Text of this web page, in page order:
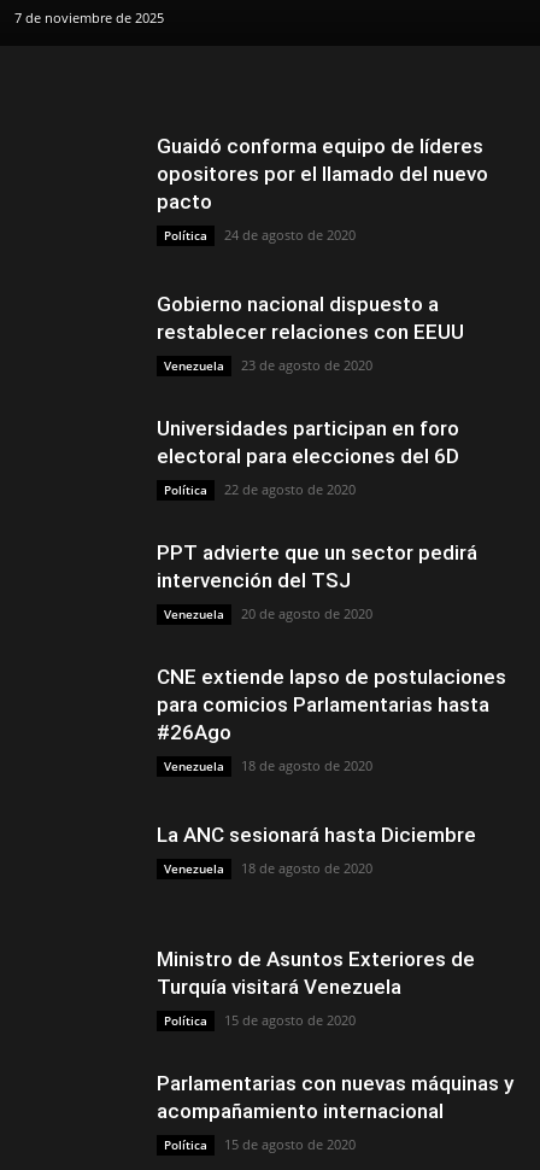
7 de noviembre de 2025
Guaidó conforma equipo de líderes
opositores por el llamado del nuevo
pacto
Política 24 de agosto de 2020
Gobierno nacional dispuesto a
restablecer relaciones con EEUU
Venezuela 23 de agosto de 2020
Universidades participan en foro
electoral para elecciones del 6D
Política 22 de agosto de 2020
PPT advierte que un sector pedirá
intervención del TSJ
Venezuela 20 de agosto de 2020
CNE extiende lapso de postulaciones
para comicios Parlamentarias hasta
#26Ago
Venezuela 18 de agosto de 2020
La ANC sesionará hasta Diciembre
Venezuela 18 de agosto de 2020
Ministro de Asuntos Exteriores de
Turquía visitará Venezuela
Política 15 de agosto de 2020
Parlamentarias con nuevas máquinas y
acompañamiento internacional
Política 15 de agosto de 2020